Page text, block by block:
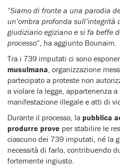
“Siamo di fronte a una parodia
un’ombra profonda sull’integrità
giudiziario egiziano e si fa beffe
processo“, ha aggiunto Bounaim.
Tra i 739 imputati ci sono
musulmana , organizzazione
partecipato a proteste non
a violare la legge, appartenenza
manifestazione illegale e atti di
Durante il processo, la pubblica
produrre prove per stabilire le
ciascuno dei 739 imputati, né la
necessità di farlo, contribuendo
fortemente ingiusto.